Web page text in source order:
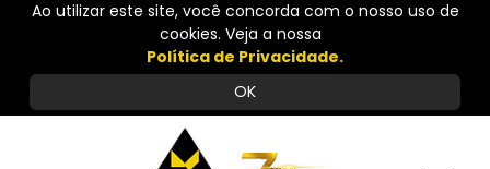
Ao utilizar este site, você concorda com o nosso uso de
cookies. Veja a nossa
Política de Privacidade.
OK